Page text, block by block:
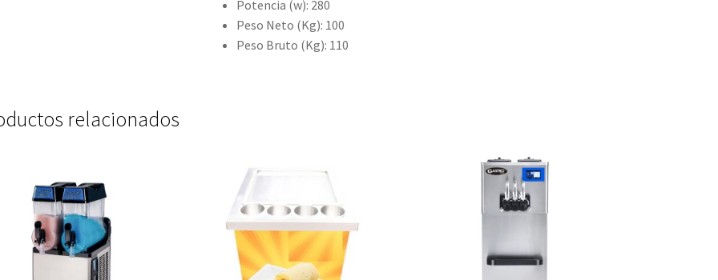
Potencia (w): 280
Peso Neto (Kg): 100
Peso Bruto (Kg): 110
relacionados